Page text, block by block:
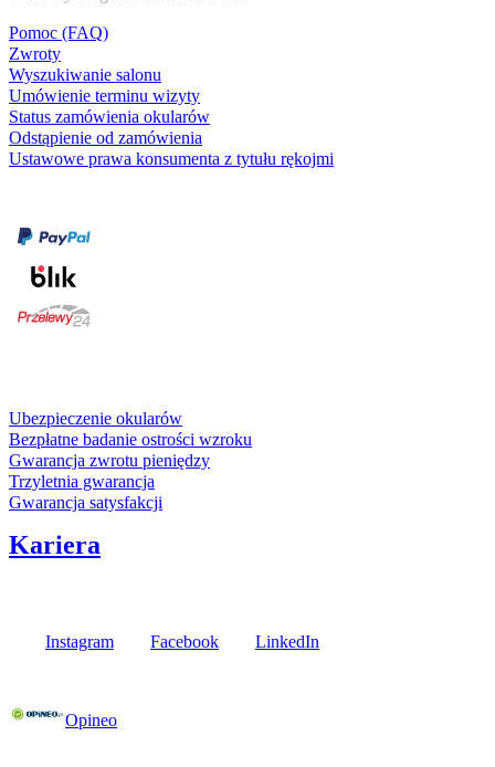
Pomoc (FAQ)
Zwroty
Wyszukiwanie salonu
Umówienie terminu wizyty
Status zamówienia okularów
Odstąpienie od zamówienia
Ustawowe prawa konsumenta z tytułu rękojmi
Ubezpieczenie okularów
Bezpłatne badanie ostrości wzroku
Gwarancja zwrotu pieniędzy
Trzyletnia gwarancja
Gwarancja satysfakcji
Kariera
Instagram Facebook LinkedIn
Opineo